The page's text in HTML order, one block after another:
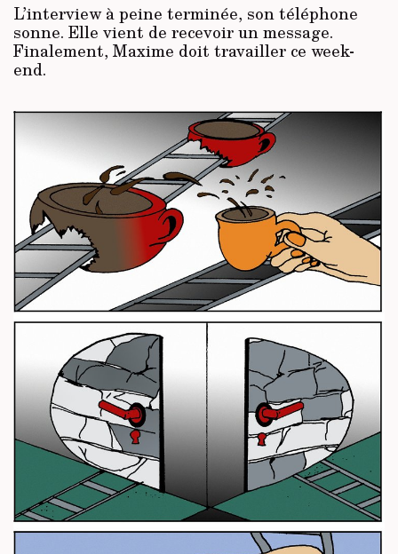
L’interview à peine terminée, son téléphone
sonne. Elle vient de recevoir un message.
Finalement, Maxime doit travailler ce week-
end.